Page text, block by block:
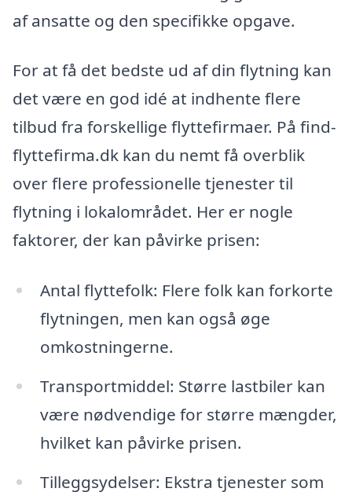
af ansatte og den specifikke opgave.
For at få det bedste ud af din flytning kan
det være en god idé at indhente flere
tilbud fra forskellige flyttefirmaer. På find-
flyttefirma.dk kan du nemt få overblik
over flere professionelle tjenester til
flytning i lokalområdet. Her er nogle
faktorer, der kan påvirke prisen:
Antal flyttefolk: Flere folk kan forkorte
flytningen, men kan også øge
omkostningerne.
Transportmiddel: Større lastbiler kan
være nødvendige for større mængder,
hvilket kan påvirke prisen.
Tilleggsydelser: Ekstra tjenester som